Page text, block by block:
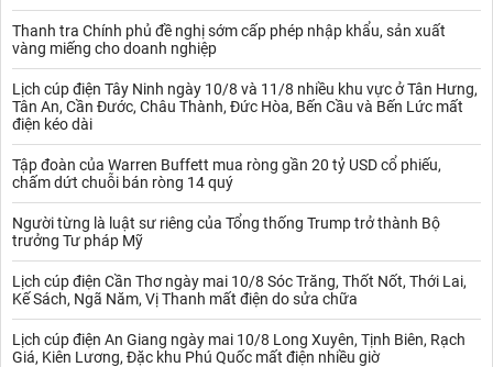
Thanh tra Chính phủ đề nghị sớm cấp phép nhập khẩu, sản xuất
vàng miếng cho doanh nghiệp
Lịch cúp điện Tây Ninh ngày 10/8 và 11/8 nhiều khu vực ở Tân Hưng,
Tân An, Cần Đước, Châu Thành, Đức Hòa, Bến Cầu và Bến Lức mất
điện kéo dài
Tập đoàn của Warren Buffett mua ròng gần 20 tỷ USD cổ phiếu,
chấm dứt chuỗi bán ròng 14 quý
Người từng là luật sư riêng của Tổng thống Trump trở thành Bộ
trưởng Tư pháp Mỹ
Lịch cúp điện Cần Thơ ngày mai 10/8 Sóc Trăng, Thốt Nốt, Thới Lai,
Kế Sách, Ngã Năm, Vị Thanh mất điện do sửa chữa
Lịch cúp điện An Giang ngày mai 10/8 Long Xuyên, Tịnh Biên, Rạch
Giá, Kiên Lương, Đặc khu Phú Quốc mất điện nhiều giờ